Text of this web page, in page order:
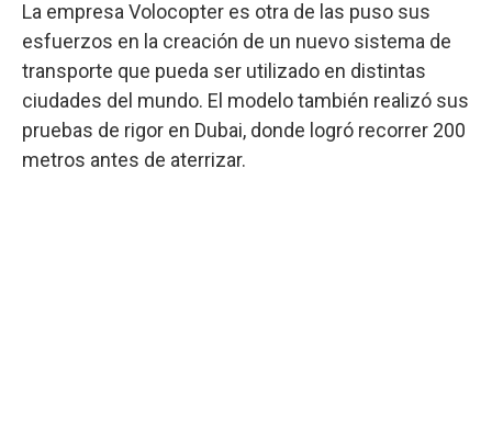
La empresa Volocopter es otra de las puso sus
esfuerzos en la creación de un nuevo sistema de
transporte que pueda ser utilizado en distintas
ciudades del mundo. El modelo también realizó sus
pruebas de rigor en Dubai, donde logró recorrer 200
metros antes de aterrizar.